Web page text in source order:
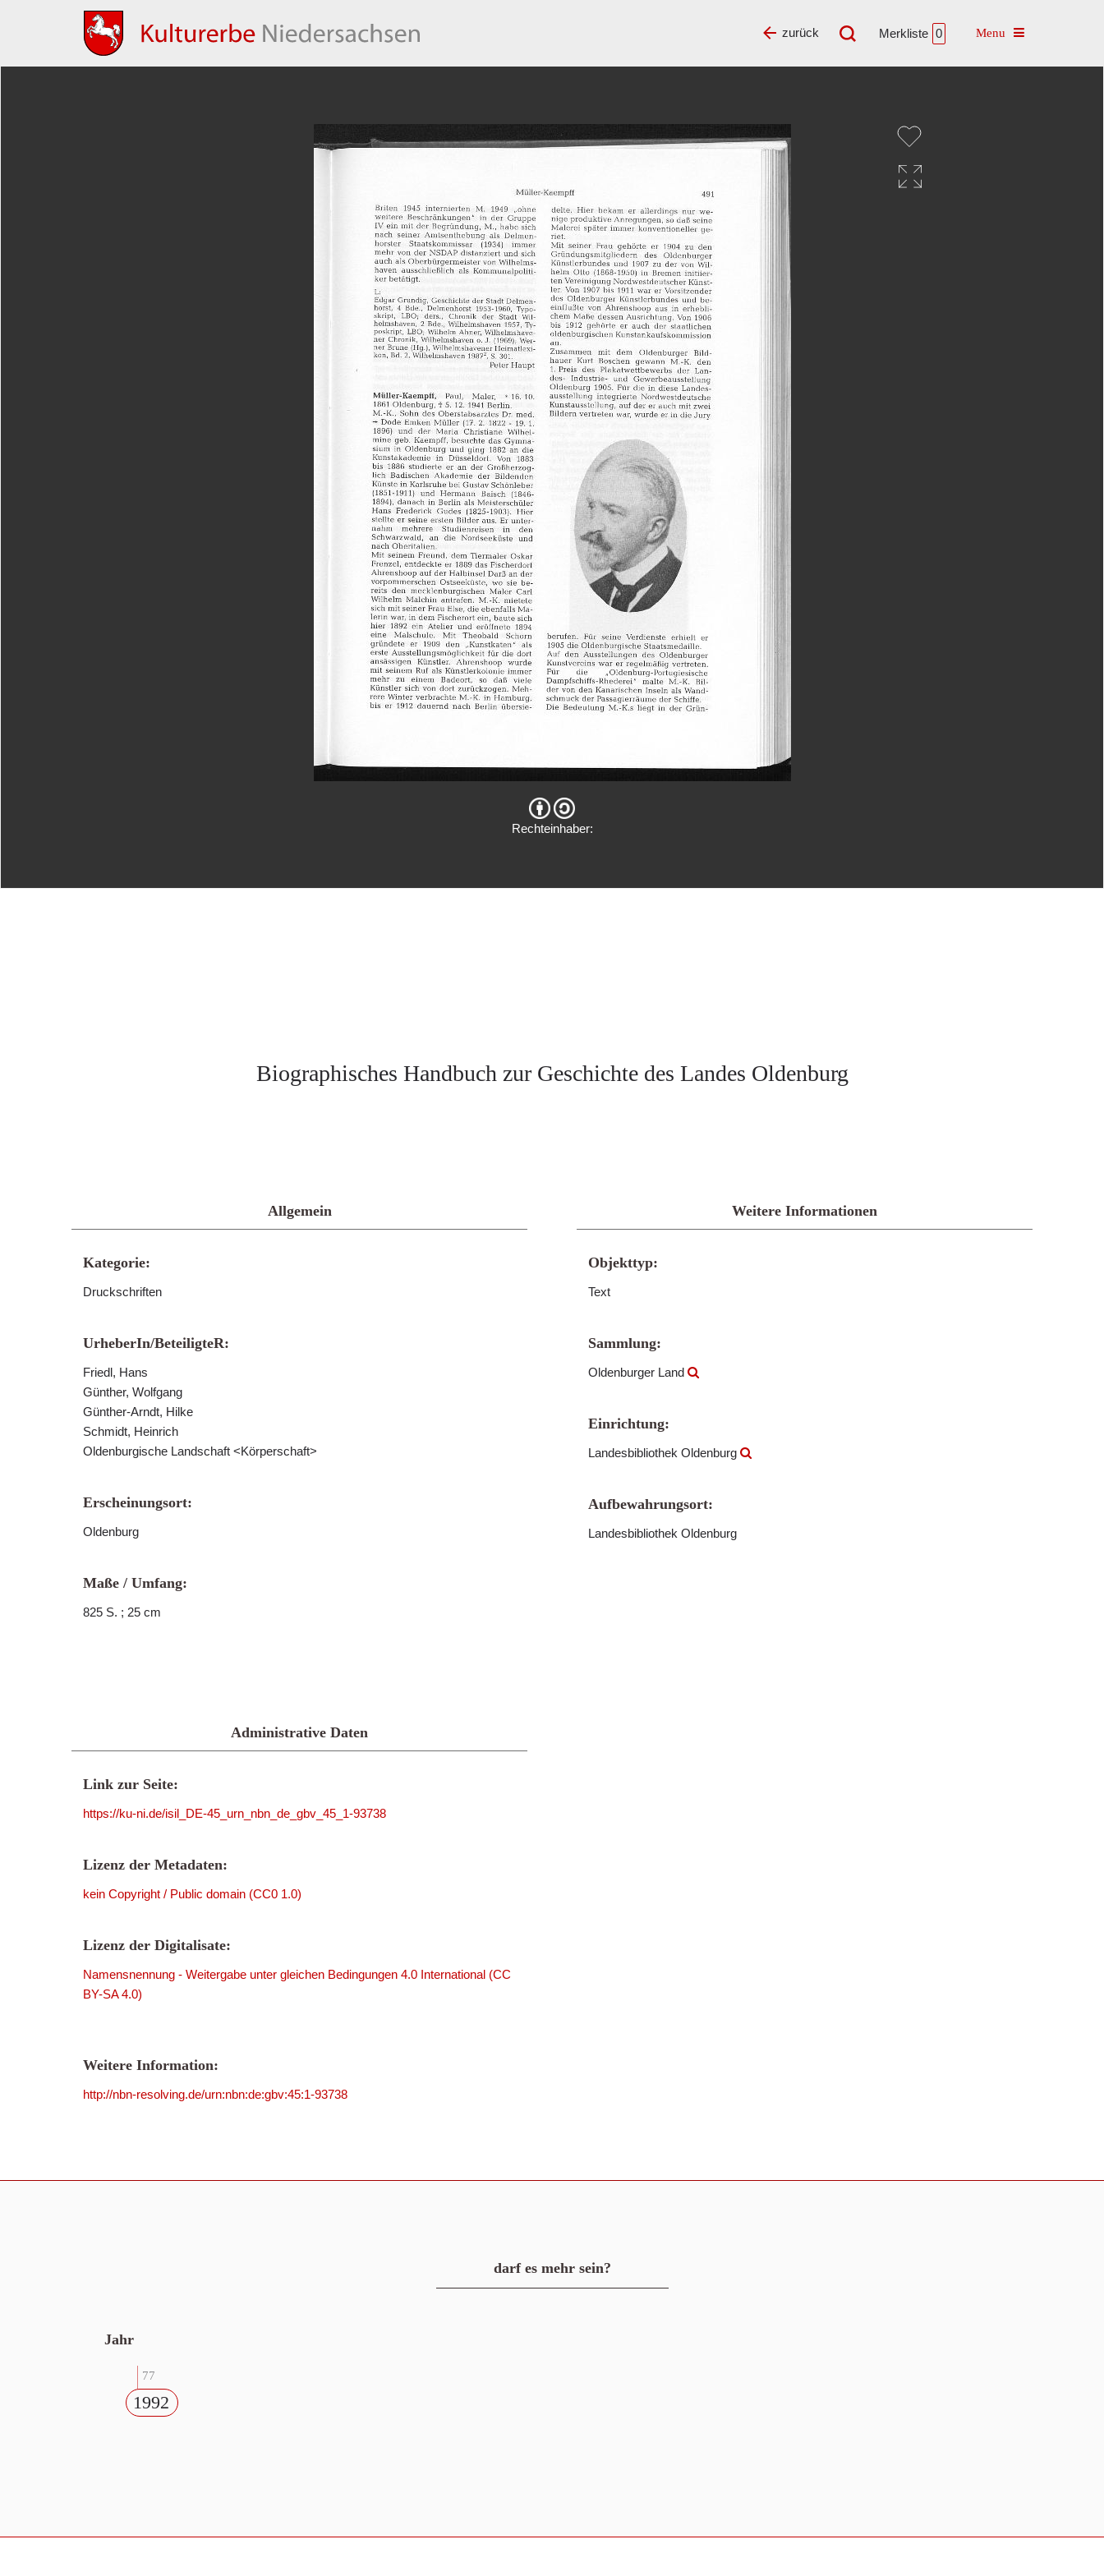
Merkliste 0 Toggle navigation
zurück
Rechteinhaber:
Biographisches Handbuch zur Geschichte des Landes Oldenburg
Allgemein
Kategorie:
Druckschriften
UrheberIn/BeteiligteR:
Friedl, Hans
Günther, Wolfgang
Günther-Arndt, Hilke
Schmidt, Heinrich
Oldenburgische Landschaft <Körperschaft>
Erscheinungsort:
Oldenburg
Maße / Umfang:
825 S. ; 25 cm
Weitere Informationen
Objekttyp:
Text
Sammlung:
Oldenburger Land
Einrichtung:
Landesbibliothek Oldenburg
Aufbewahrungsort:
Landesbibliothek Oldenburg
Administrative Daten
Link zur Seite:
https://ku-ni.de/isil_DE-45_urn_nbn_de_gbv_45_1-93738
Lizenz der Metadaten:
kein Copyright / Public domain (CC0 1.0)
Lizenz der Digitalisate:
Namensnennung - Weitergabe unter gleichen Bedingungen 4.0 International (CC
BY-SA 4.0)
Weitere Information:
http://nbn-resolving.de/urn:nbn:de:gbv:45:1-93738
darf es mehr sein?
Jahr
77
1992